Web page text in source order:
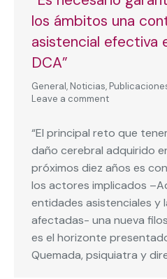
los ámbitos una
asistencial efectiva
DCA”
General, Noticias,
Leave a comment
“El principal reto que
daño cerebral adquirido
próximos diez años es
los actores implicados
entidades asistenciales y
afectadas- una nueva
es el horizonte
Quemada, psiquiatra y